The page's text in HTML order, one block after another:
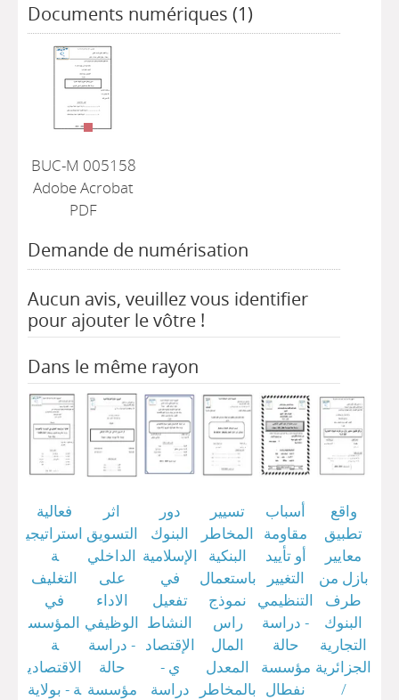
Documents numériques (1)
BUC-M 005158
Adobe Acrobat
PDF
Demande de numérisation
Aucun avis, veuillez vous identifier
pour ajouter le vôtre !
Dans le même rayon
فعالية
استراتيجي
ة
التغليف
في
المؤسس
ة
الاقتصادي
ة - بولاية
اثر
التسويق
الداخلي
على
الاداء
الوظيفي
- دراسة
حالة
مؤسسة
دور
البنوك
اﻹسلامية
في
تفعيل
النشاط
اﻹقتصاد
ي -
دراسة
تسيير
المخاطر
البنكية
باستعمال
نموذج
راس
المال
المعدل
بالمخاطر
أسباب
مقاومة
أو تأييد
التغيير
التنظيمي
- دراسة
حالة
مؤسسة
نفطال
واقع
تطبيق
معايير
بازل من
طرف
البنوك
التجارية
الجزائرية
/